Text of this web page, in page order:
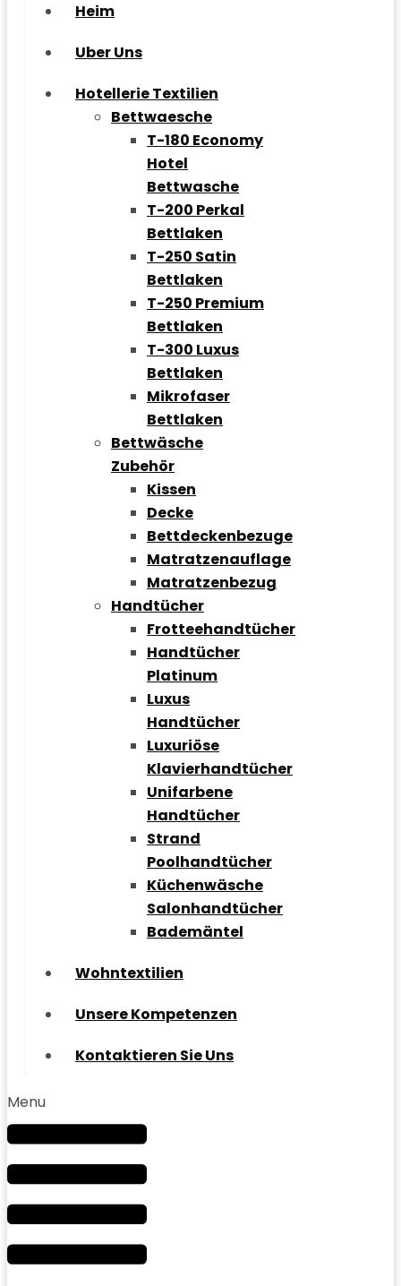
Heim
Uber Uns
Hotellerie Textilien
Bettwaesche
T-180 Economy
Hotel
Bettwasche
T-200 Perkal
Bettlaken
T-250 Satin
Bettlaken
T-250 Premium
Bettlaken
T-300 Luxus
Bettlaken
Mikrofaser
Bettlaken
Bettwäsche
Zubehör
Kissen
Decke
Bettdeckenbezuge
Matratzenauflage
Matratzenbezug
Handtücher
Frotteehandtücher
Handtücher
Platinum
Luxus
Handtücher
Luxuriöse
Klavierhandtücher
Unifarbene
Handtücher
Strand
Poolhandtücher
Küchenwäsche
Salonhandtücher
Bademäntel
Wohntextilien
Unsere Kompetenzen
Kontaktieren Sie Uns
Menu